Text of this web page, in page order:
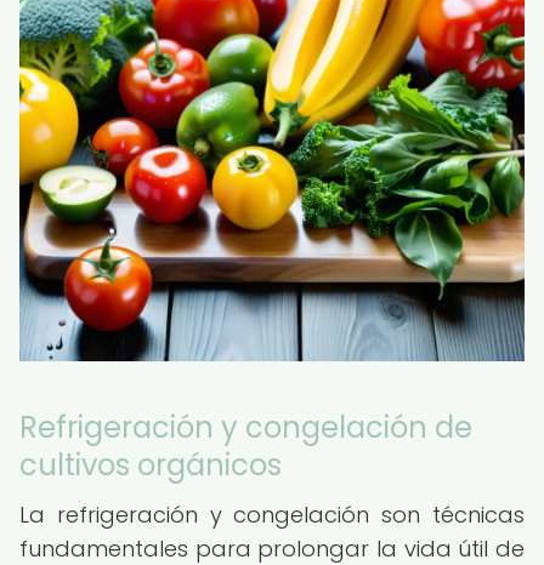
Refrigeración y congelación de
cultivos orgánicos
La refrigeración y congelación son técnicas
fundamentales para prolongar la vida útil de